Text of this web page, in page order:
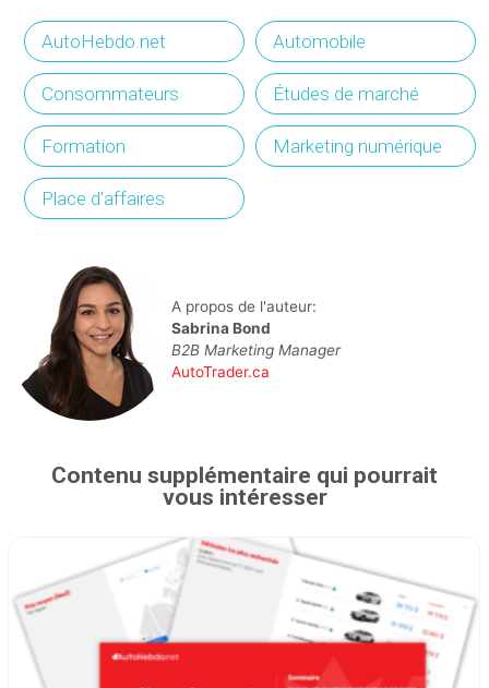
AutoHebdo.net Automobile
Consommateurs Études de marché
Formation Marketing numérique
Place d’affaires
A propos de l'auteur:
Sabrina Bond
B2B Marketing Manager
AutoTrader.ca
Contenu supplémentaire qui pourrait
vous intéresser